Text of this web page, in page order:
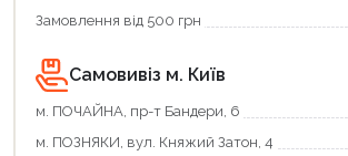
Замовлення від 500 грн
Самовивіз м. Київ
м. ПОЧАЙНА, пр-т Бандери, 6
м. ПОЗНЯКИ, вул. Княжий Затон, 4
Продовжити покупки
Оформити замовлення